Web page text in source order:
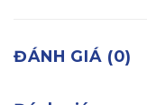
ĐÁNH GIÁ (0)